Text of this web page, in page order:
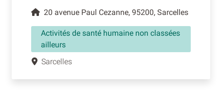
20 avenue Paul Cezanne, 95200, Sarcelles
Activités de santé humaine non classées
ailleurs
Sarcelles